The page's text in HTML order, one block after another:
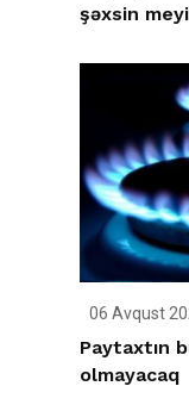
şəxsin
06 Avqust
Paytaxtın
olmayacaq